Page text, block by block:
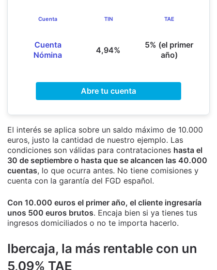
Cuenta
Cuenta
Nómina
TIN
4,94%
TAE
5% (el primer
año)
Abre tu cuenta
El interés se aplica sobre un saldo máximo de 10.000
euros, justo la cantidad de nuestro ejemplo. Las
condiciones son válidas para contrataciones hasta el
30 de septiembre o hasta que se alcancen las 40.000
cuentas, lo que ocurra antes. No tiene comisiones y
cuenta con la garantía del FGD español.
Con 10.000 euros el primer año, el cliente ingresaría
unos 500 euros brutos. Encaja bien si ya tienes tus
ingresos domiciliados o no te importa hacerlo.
Ibercaja, la más rentable con un
5,09% TAE